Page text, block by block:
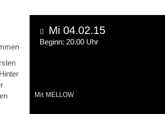
Mi 04.02.15
Beginn: 20.00 Uhr
Mit MELLOW